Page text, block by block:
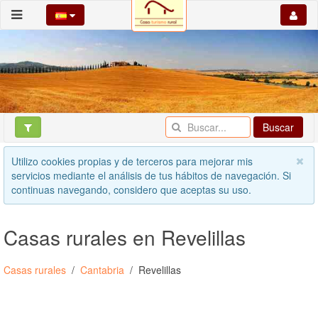
Buscar
Utilizo cookies propias y de terceros para mejorar mis
servicios mediante el análisis de tus hábitos de navegación. Si
continuas navegando, considero que aceptas su uso.
Casas rurales en Revelillas
Casas rurales Cantabria Revelillas